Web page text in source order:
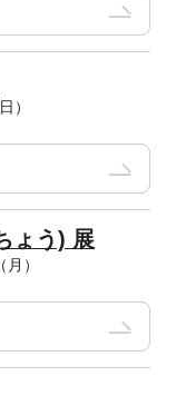
）
ょう) 展
）